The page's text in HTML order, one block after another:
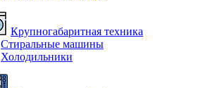
Крупногабаритная техника
Стиральные машины
Холодильники